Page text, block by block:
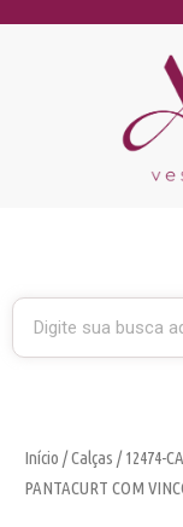
Início /Calças / 12474-
PANTACURT COM